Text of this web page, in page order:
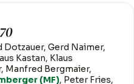
Dotzauer, Gerd Naimer,
Kastan, Klaus
Manfred Bergmaier,
(MF), Peter Fries,